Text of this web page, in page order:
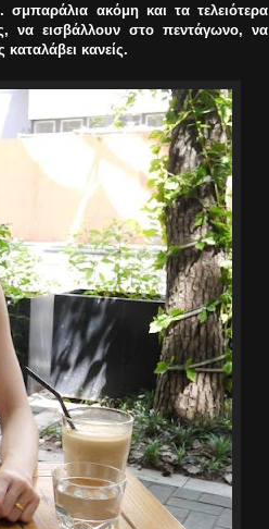
σμπαράλια ακόμη και τα τελειότερα
να εισβάλλουν στο πεντάγωνο, να
κανείς.